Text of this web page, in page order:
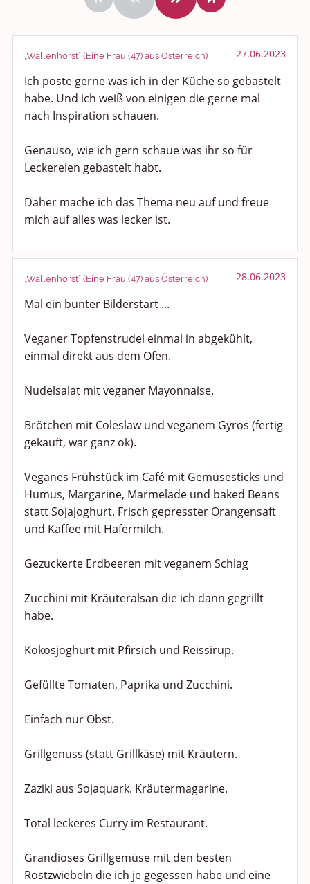
Politik und Weltgeschehen
Smalltalk
Persönliches
Treffen und Stammtische
Ü100 Party - Fanecke
Gesundheit & Wellness
Sport & Freizeit
Urlaub und Reisen
Medien & Showgeschäft
Kochen, Backen und Genießen
Gewicht reduzieren
Archiv
„Wallenhorst“ (Eine Frau (47) aus Österreich) 27.06.2023
Ich poste gerne was ich in der Küche so gebastelt
habe. Und ich weiß von einigen die gerne mal
nach Inspiration schauen.
Genauso, wie ich gern schaue was ihr so für
Leckereien gebastelt habt.
Daher mache ich das Thema neu auf und freue
mich auf alles was lecker ist.
„Wallenhorst“ (Eine Frau (47) aus Österreich) 28.06.2023
Mal ein bunter Bilderstart ...
Veganer Topfenstrudel einmal in abgekühlt,
einmal direkt aus dem Ofen.
Nudelsalat mit veganer Mayonnaise.
Brötchen mit Coleslaw und veganem Gyros (fertig
gekauft, war ganz ok).
Veganes Frühstück im Café mit Gemüsesticks und
Humus, Margarine, Marmelade und baked Beans
statt Sojajoghurt. Frisch gepresster Orangensaft
und Kaffee mit Hafermilch.
Gezuckerte Erdbeeren mit veganem Schlag
Zucchini mit Kräuteralsan die ich dann gegrillt
habe.
Kokosjoghurt mit Pfirsich und Reissirup.
Gefüllte Tomaten, Paprika und Zucchini.
Einfach nur Obst.
Grillgenuss (statt Grillkäse) mit Kräutern.
Zaziki aus Sojaquark. Kräutermagarine.
Total leckeres Curry im Restaurant.
Grandioses Grillgemüse mit den besten
Rostzwiebeln die ich je gegessen habe und eine